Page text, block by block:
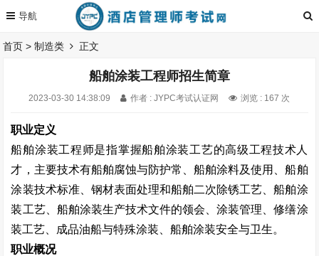
首页 >制造类 正文
船舶涂装工程师招生简章
2023-03-30 14:38:09 作者 : JYPC考试认证网 浏览 : 167 次
职业定义
船舶涂装工程师是指掌握船舶涂装工艺的高级工程技术人
才，主要技术有船舶腐蚀与防护常、船舶涂料及使用、船舶
涂装技术标准、钢材表面处理和船舶二次除锈工艺、船舶涂
装工艺、船舶涂装生产技术文件的领会、涂装管理、修缮涂
装工艺、成品油船与特殊涂装、船舶涂装安全与卫生。
职业概况